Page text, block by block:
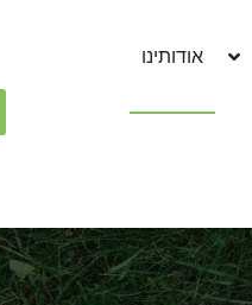
אודותינו